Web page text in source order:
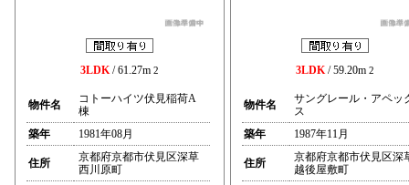
3LDK/ 61.27m 2
物件名
コトーハイツ伏見稲荷A
棟
築年
1981年08月
住所
京都府京都市伏見区深草
西川原町
3LDK/ 59.20m 2
物件名
サングレール・アペッ
ス
築年
1987年11月
住所
京都府京都市伏見区深
越後屋敷町